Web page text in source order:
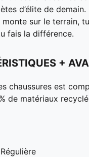
d’élite de demain.
sur le terrain,
fais la différence.
+
chaussures est
de matériaux